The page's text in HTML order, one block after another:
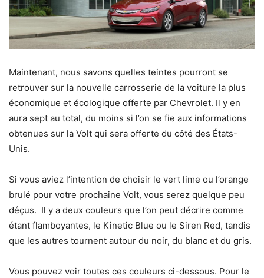
Maintenant, nous savons quelles teintes pourront se
retrouver sur la nouvelle carrosserie de la voiture la plus
économique et écologique offerte par Chevrolet. Il y en
aura sept au total, du moins si l’on se fie aux informations
obtenues sur la Volt qui sera offerte du côté des États-
Unis.
Si vous aviez l’intention de choisir le vert lime ou l’orange
brulé pour votre prochaine Volt, vous serez quelque peu
déçus. Il y a deux couleurs que l’on peut décrire comme
étant flamboyantes, le Kinetic Blue ou le Siren Red, tandis
que les autres tournent autour du noir, du blanc et du gris.
Vous pouvez voir toutes ces couleurs ci-dessous. Pour le